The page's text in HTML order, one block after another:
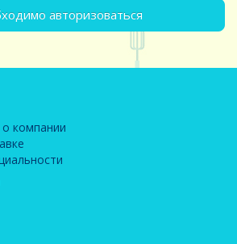
авторизоваться
компании